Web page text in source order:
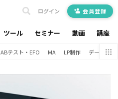
ツール セミナー 動画 講座
ログイン 会員登録
ABテスト・EFO MA LP制作 データ分析